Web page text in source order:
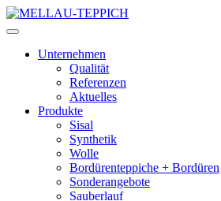
Unternehmen
Qualität
Referenzen
Aktuelles
Produkte
Sisal
Synthetik
Wolle
Bordürenteppiche + Bordüren
Sonderangebote
Sauberlauf